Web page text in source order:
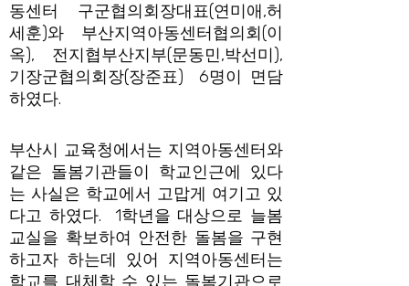
동센터 구군협의회장대표(연미애,허
세훈)와 부산지역아동센터협의회(이
옥), 전지협부산지부(문동민,박선미),
기장군협의회장(장준표) 6명이 면담
하였다.
부산시 교육청에서는 지역아동센터와
같은 돌봄기관들이 학교인근에 있다
는 사실은 학교에서 고맙게 여기고 있
다고 하였다. 1학년을 대상으로 늘봄
교실을 확보하여 안전한 돌봄을 구현
하고자 하는데 있어 지역아동센터는
학교를 대체할 수 있는 돌봄기관으로